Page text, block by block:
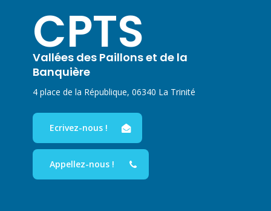
CPTS
Vallées des Paillons et de la
Banquière
4 place de la République, 06340 La Trinité
Ecrivez-nous !
Appellez-nous !